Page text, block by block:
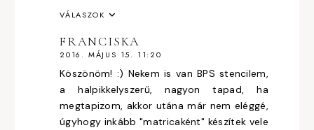
VÁLASZOK
FRANCISKA
2016. MÁJUS 15. 11:20
Köszönöm! :) Nekem is van BPS stencilem,
a halpikkelyszerű, nagyon tapad, ha
megtapizom, akkor utána már nem eléggé,
úgyhogy inkább "matricaként" készítek vele